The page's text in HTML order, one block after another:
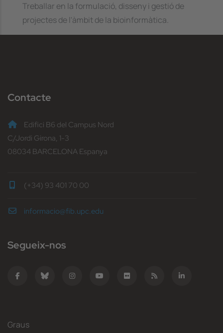
Treballar en la formulació, disseny i gestió de
projectes de l'àmbit de la bioinformàtica.
Contacte
Edifici B6 del Campus Nord
C/Jordi Girona, 1-3
08034 BARCELONA Espanya
(+34) 93 401 70 00
informacio@fib.upc.edu
Segueix-nos
Graus